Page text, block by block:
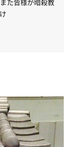
た皆様が暗殺教